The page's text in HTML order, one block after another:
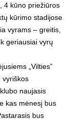
4 kūno priežiūros
kūrimo stadijose
vyrams – greitis,
geriausiai vyrų
„Vilties”
vyriškos
naujasis
kas mėnesį bus
bus